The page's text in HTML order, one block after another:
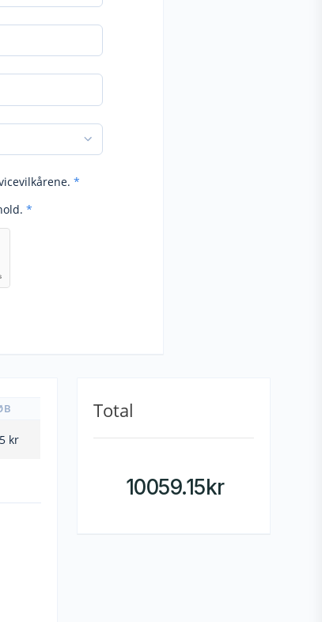
*
*
kr
Total
10059.15kr